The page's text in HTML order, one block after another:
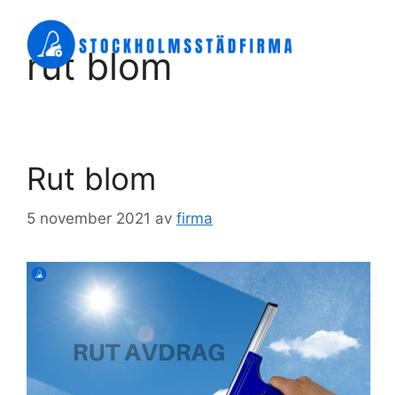
innehållrut blom
Rut blom
5 november 2021 av firma